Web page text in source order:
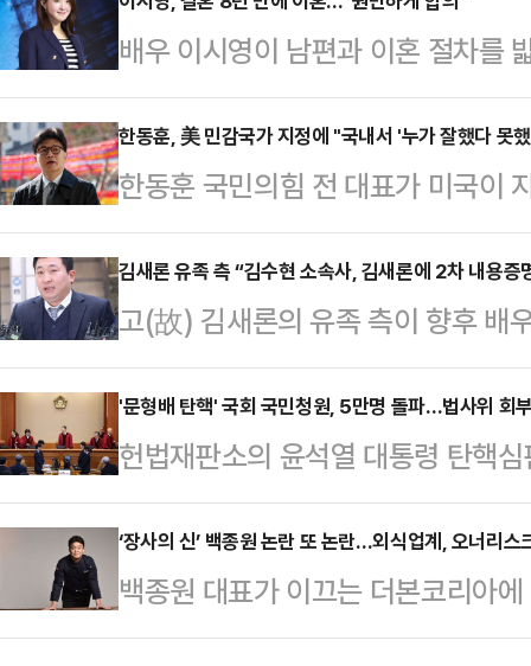
배우 이시영이 남편과 이혼 절차를
은 상호원만하게 합의해 이혼 절차
의 개인적인 일인만큼 이외 문의는
다"라고 전했다.이시영은 2017년
다. 이후 결혼 4개월 만인 2018년
습을 공개해 왔다.한편 이시영은
드롬'으로 데뷔했으며 예능 '우리
하며 많…
한동훈, 美 민감국가 지정에 "국내서 '누가 잘했다 못
한동훈 국민의힘 전 대표가 미국이
술 협력이 제한될 수도 있는 '민감
가 잘했다 못했다 이렇게 국내에서
혔다.한동훈 전 대표는 17일 기자
할 때 나라를 이렇게 분류하기도 한
그 분류했단 사실에 맞춰 독립된 주
맞지 않다"고 지적했다.앞서 이재
지정의 …
김새론 유족 측 “김수현 소속사, 김새론에 2차 내용증
고(故) 김새론의 유족 측이 향후 배
소하겠다는 뜻을 밝혔다.유족 법률
일 오후 유튜버 이진호를 상대로 허
고소장을 서울 경찰청에 제출하기
한 법적 대응도 고려 중”이라고 전
시 명예훼손으로 고소하기 위해선
받아야 했다. 그런데 김수현 측의
심어린 사과를 해주길 바란…
'문형배 탄핵' 국회 국민청원, 5만명 돌파…법사위 회
헌법재판소의 윤석열 대통령 탄핵
·정계선 헌법재판관이 재판을 편향
을 촉구하는 국회 국민청원에 5만
움에 따라 해당 3인의 헌법재판관
사법위원회로 회부됐다. 다만 국회
‘장사의 신’ 백종원 논란 또 논란…외식업계, 오너리스
백종원 대표가 이끄는 더본코리아
의 긴장도가 높아지고 있다. 소비자